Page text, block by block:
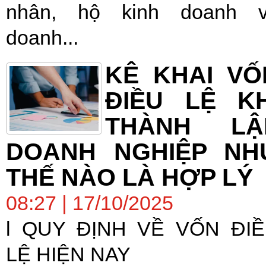
nhân, hộ kinh doanh
doanh...
KÊ KHAI
ĐIỀU LỆ
THÀNH
DOANH NGHIỆP
THẾ NÀO LÀ HỢP LÝ
08:27 | 17/10/2025
l QUY ĐỊNH VỀ VỐN
LỆ HIỆN NAY